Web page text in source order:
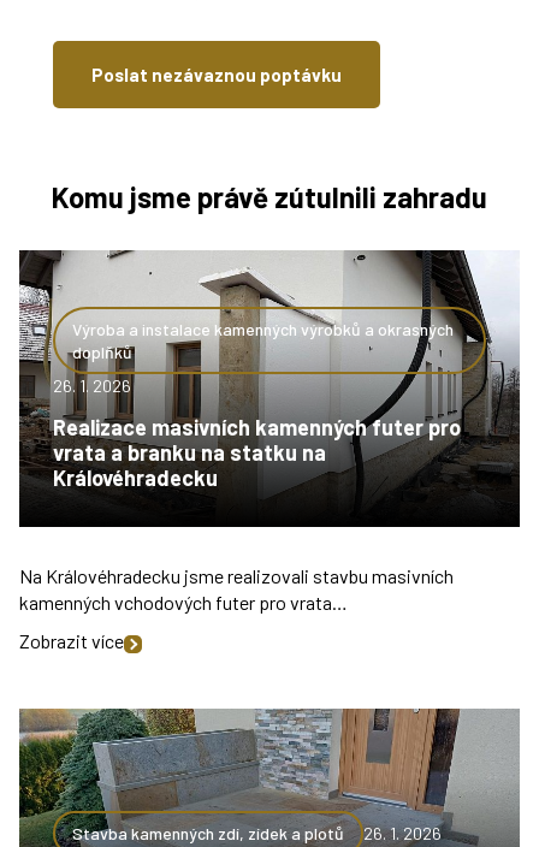
Poslat nezávaznou poptávku
Komu jsme právě zútulnili zahradu
Výroba a instalace kamenných výrobků a okrasných
doplňků
26. 1. 2026
Realizace masivních kamenných futer pro
vrata a branku na statku na
Královéhradecku
Na Královéhradecku jsme realizovali stavbu masivních
kamenných vchodových futer pro vrata…
Zobrazit více
Stavba kamenných zdí, zídek a plotů 26. 1. 2026